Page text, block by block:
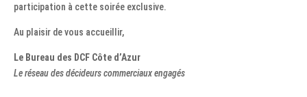
participation à cette soirée exclusive.
Au plaisir de vous accueillir,
Le Bureau des DCF Côte d’Azur
Le réseau des décideurs commerciaux engagés